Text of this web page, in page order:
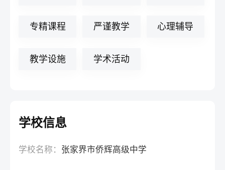
专精课程 严谨教学 心理辅导
教学设施 学术活动
学校信息
学校名称： 张家界市侨辉高级中学